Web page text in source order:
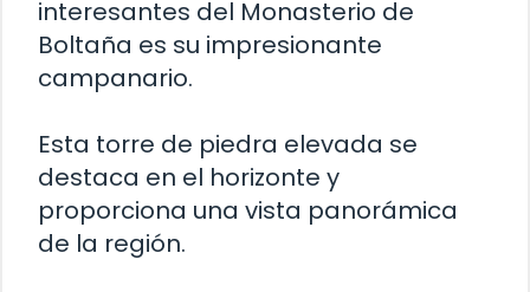
interesantes del Monasterio de
Boltaña es su impresionante
campanario.
Esta torre de piedra elevada se
destaca en el horizonte y
proporciona una vista panorámica
de la región.